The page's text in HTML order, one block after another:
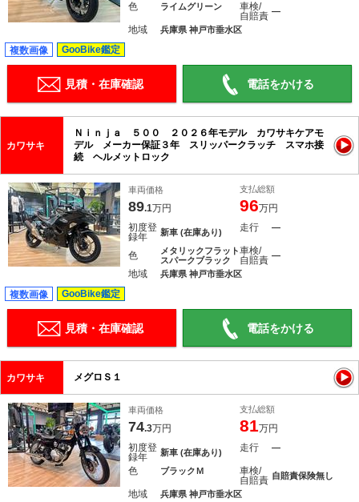
色 ライムグリーン
車検/
自賠責 ―
地域 兵庫県 神戸市垂水区
複数画像 GooBike鑑定
見積・在庫確認 電話をかける
カワサキ
Ｎｉｎｊａ ５００ ２０２６年モデル カワサキケアモ
デル メーカー保証３年 スリッパークラッチ スマホ接
続 ヘルメットロック
車両価格
89.1万円
支払総額
96万円
初度登
録年
新車 (在庫あり) 走行 ―
色
メタリックフラット
スパークブラック
車検/
自賠責 ―
地域 兵庫県 神戸市垂水区
複数画像 GooBike鑑定
見積・在庫確認 電話をかける
カワサキ メグロＳ１
車両価格
74.3万円
支払総額
81万円
初度登
録年
新車 (在庫あり) 走行 ―
色 ブラックＭ
車検/
自賠責 自賠責保険無し
地域 兵庫県 神戸市垂水区